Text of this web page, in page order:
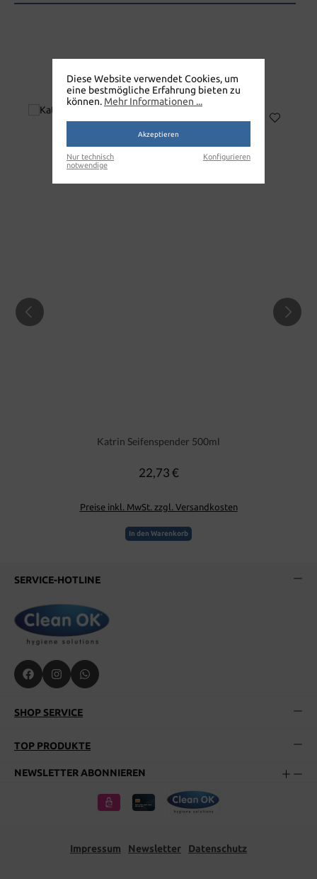
SEIFENSPENDER
Katrin Seifenspender 500ml
Regulärer Preis:
22,73 €
Preise inkl. MwSt. zzgl. Versandkosten
In den Warenkorb
SERVICE-HOTLINE
SHOP SERVICE
TOP PRODUKTE
NEWSLETTER ABONNIEREN
Impressum Newsletter Datenschutz
Diese Website verwendet Cookies, um
eine bestmögliche Erfahrung bieten zu
können. Mehr Informationen ...
Akzeptieren
Nur technisch
notwendige
Konfigurieren